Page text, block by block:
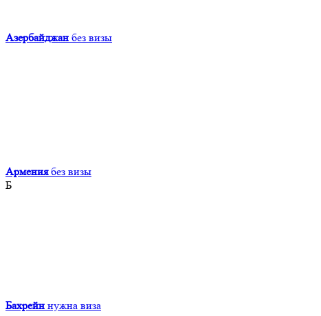
Азербайджан без визы
Армения без визы
Б
Бахрейн нужна виза